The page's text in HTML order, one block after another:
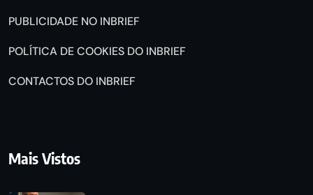
PUBLICIDADE NO INBRIEF
POLÍTICA DE COOKIES DO INBRIEF
CONTACTOS DO INBRIEF
Mais Vistos